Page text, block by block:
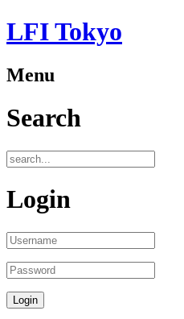
LFI Tokyo
Menu
Search
Login